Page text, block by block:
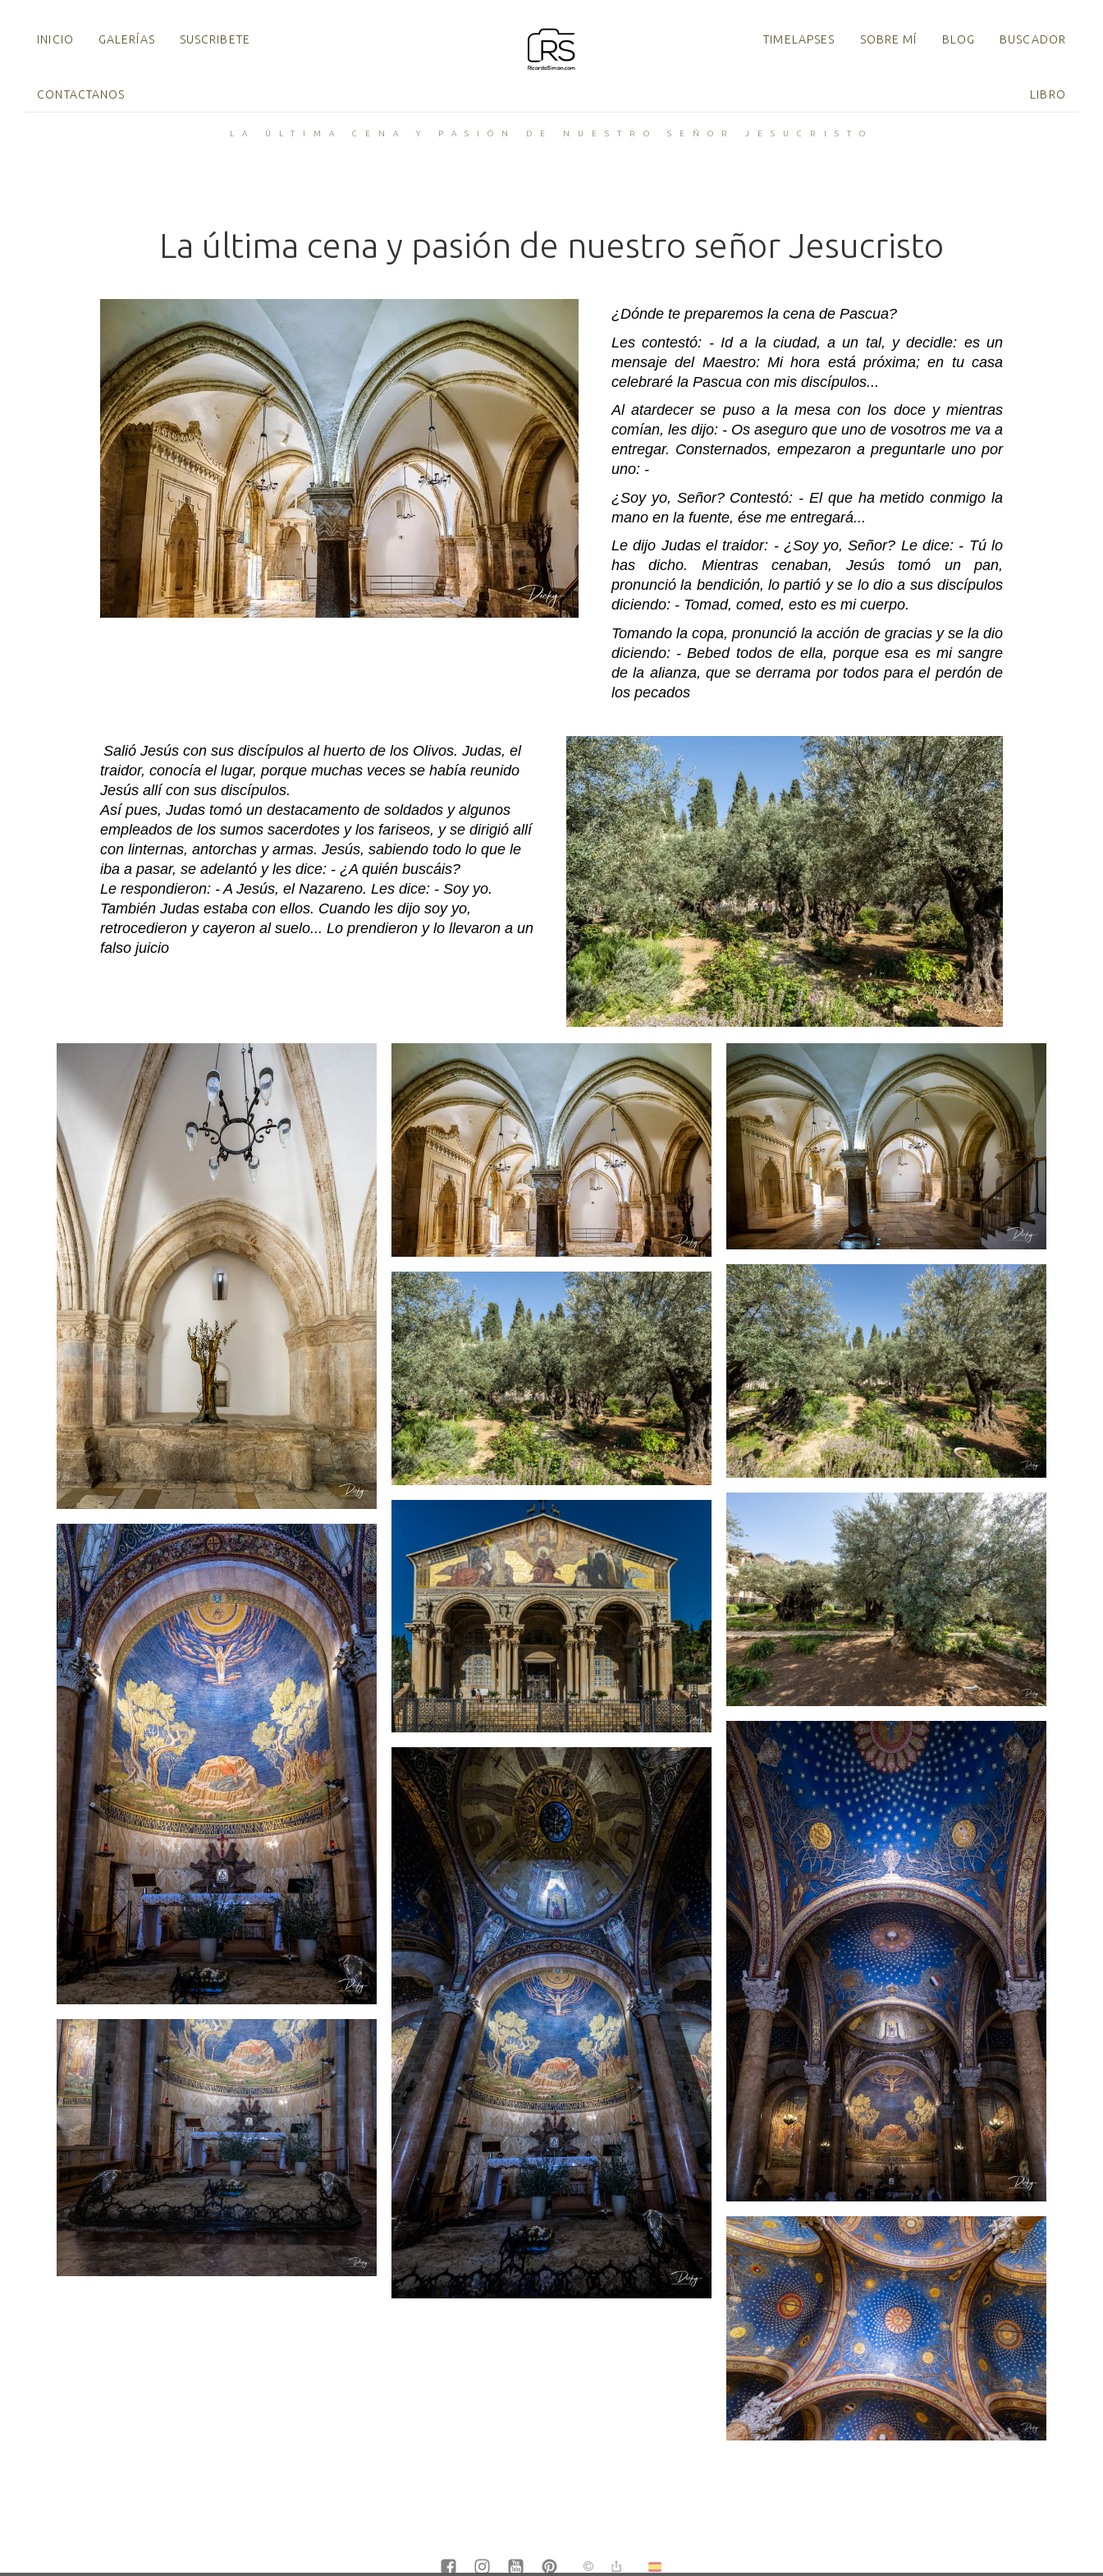
INICIO GALERÍAS SUSCRIBETE
CONTACTANOS
TIMELAPSES SOBRE MÍ BLOG BUSCADOR
LIBRO
LA ÚLTIMA CENA Y PASIÓN DE NUESTRO SEÑOR JESUCRISTO
La última cena y pasión de nuestro señor Jesucristo
¿Dónde te preparemos la cena de Pascua?
Les contestó: - Id a la ciudad, a un tal, y decidle: es un
mensaje del Maestro: Mi hora está próxima; en tu casa
celebraré la Pascua con mis discípulos...
Al atardecer se puso a la mesa con los doce y mientras
comían, les dijo: - Os aseguro que uno de vosotros me va a
entregar. Consternados, empezaron a preguntarle uno por
uno: -
¿Soy yo, Señor? Contestó: - El que ha metido conmigo la
mano en la fuente, ése me entregará...
Le dijo Judas el traidor: - ¿Soy yo, Señor? Le dice: - Tú lo
has dicho. Mientras cenaban, Jesús tomó un pan,
pronunció la bendición, lo partió y se lo dio a sus discípulos
diciendo: - Tomad, comed, esto es mi cuerpo.
Tomando la copa, pronunció la acción de gracias y se la dio
diciendo: - Bebed todos de ella, porque esa es mi sangre
de la alianza, que se derrama por todos para el perdón de
los pecados
Salió Jesús con sus discípulos al huerto de los Olivos. Judas, el
traidor, conocía el lugar, porque muchas veces se había reunido
Jesús allí con sus discípulos.
Así pues, Judas tomó un destacamento de soldados y algunos
empleados de los sumos sacerdotes y los fariseos, y se dirigió allí
con linternas, antorchas y armas. Jesús, sabiendo todo lo que le
iba a pasar, se adelantó y les dice: - ¿A quién buscáis?
Le respondieron: - A Jesús, el Nazareno. Les dice: - Soy yo.
También Judas estaba con ellos. Cuando les dijo soy yo,
retrocedieron y cayeron al suelo... Lo prendieron y lo llevaron a un
falso juicio